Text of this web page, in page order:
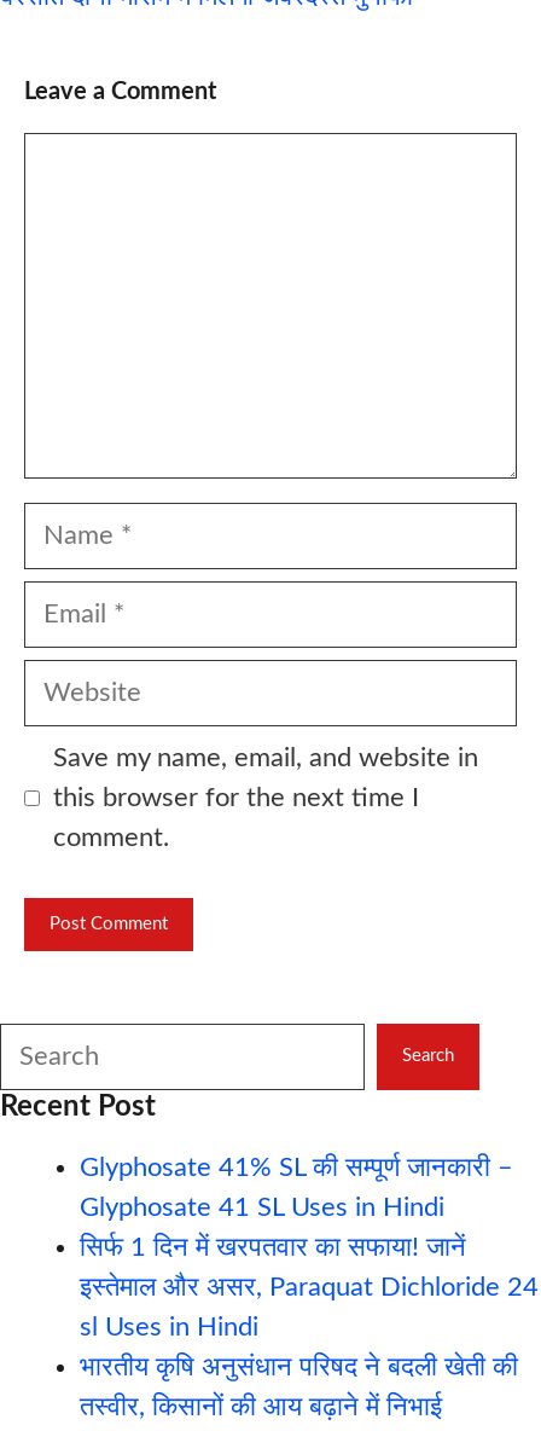
Leave a Comment
Name
Email
Website
Save my name, email, and website in
this browser for the next time I
comment.
Search
Search
Recent Post
Glyphosate 41% SL की सम्पूर्ण जानकारी –
Glyphosate 41 SL Uses in Hindi
सिर्फ 1 दिन में खरपतवार का सफाया! जानें
इस्तेमाल और असर, Paraquat Dichloride 24
sl Uses in Hindi
भारतीय कृषि अनुसंधान परिषद ने बदली खेती की
तस्वीर, किसानों की आय बढ़ाने में निभाई